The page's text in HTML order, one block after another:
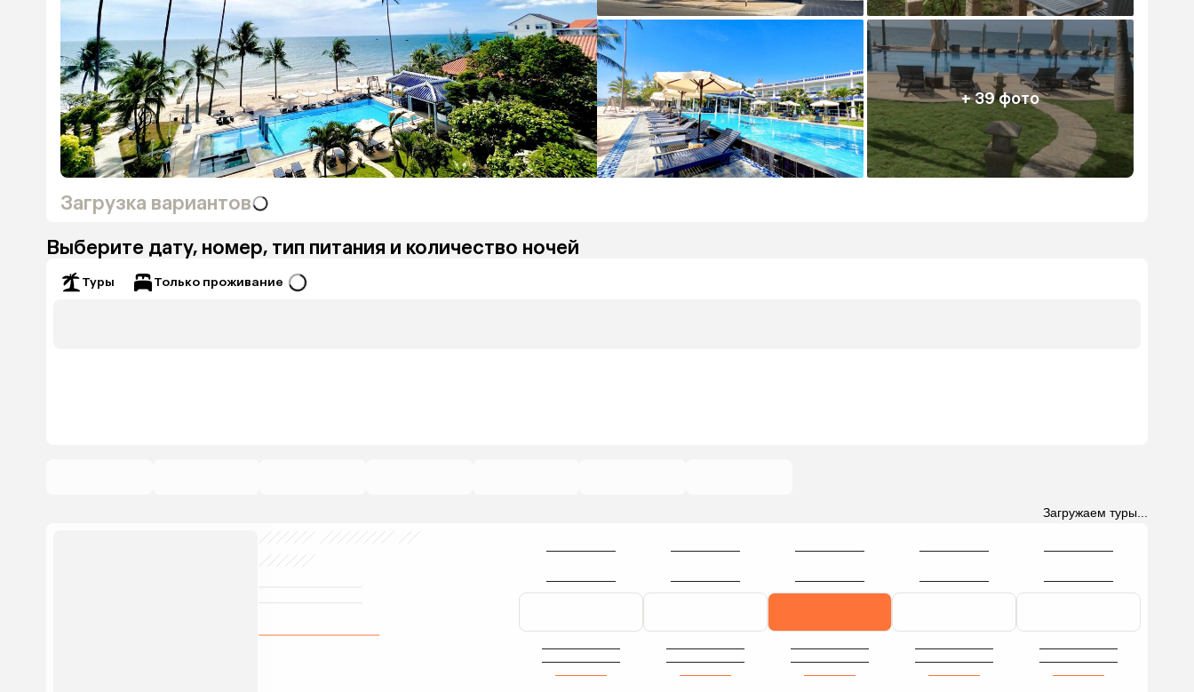
+ 39 фото
Загрузка вариантов
Выберите дату, номер, тип питания и количество ночей
Туры Только проживание
Загружаем туры...